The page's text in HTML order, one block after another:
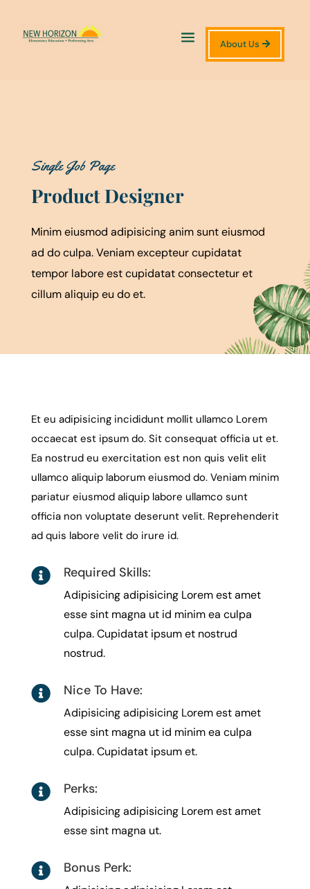
About Us
Single Job Page
Product Designer
Minim eiusmod adipisicing anim sunt eiusmod
ad do culpa. Veniam excepteur cupidatat
tempor labore est cupidatat consectetur et
cillum aliquip eu do et.
Et eu adipisicing incididunt mollit ullamco Lorem
occaecat est ipsum do. Sit consequat officia ut et.
Ea nostrud eu exercitation est non quis velit elit
ullamco aliquip laborum eiusmod do. Veniam minim
pariatur eiusmod aliquip labore ullamco sunt
officia non voluptate deserunt velit. Reprehenderit
ad quis labore velit do irure id.
 Required Skills:
Adipisicing adipisicing Lorem est amet
esse sint magna ut id minim ea culpa
culpa. Cupidatat ipsum et nostrud
nostrud.
 Nice To Have:
Adipisicing adipisicing Lorem est amet
esse sint magna ut id minim ea culpa
culpa. Cupidatat ipsum et.
 Perks:
Adipisicing adipisicing Lorem est amet
esse sint magna ut.
 Bonus Perk: